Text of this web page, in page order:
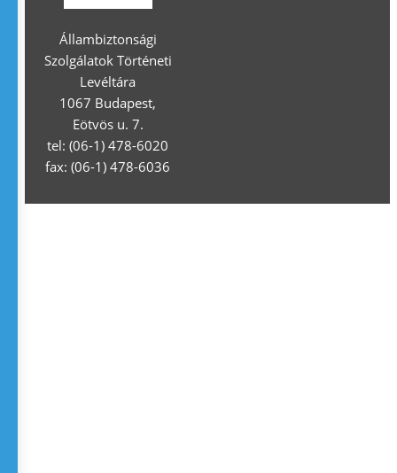
Állambiztonsági
Szolgálatok Történeti
Levéltára
1067 Budapest,
Eötvös u. 7.
tel: (06-1) 478-6020
fax: (06-1) 478-6036